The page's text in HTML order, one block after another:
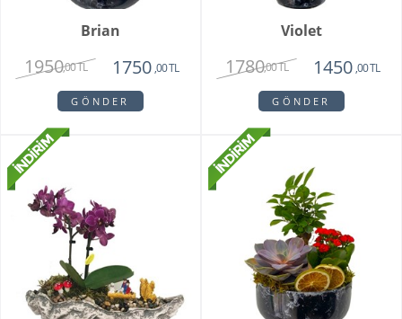
Brian
1950,00 TL 1750 ,00 TL
GÖNDER
Violet
1780,00 TL 1450 ,00 TL
GÖNDER